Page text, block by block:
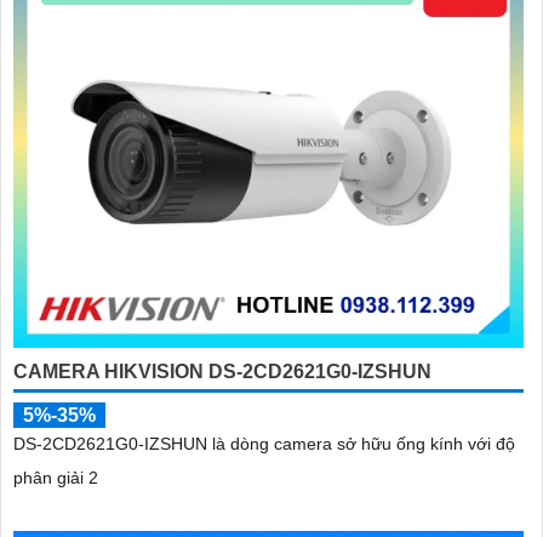
CAMERA HIKVISION DS-2CD2621G0-IZSHUN
5%-35%
DS-2CD2621G0-IZSHUN là dòng camera sở hữu ống kính với độ
phân giải 2